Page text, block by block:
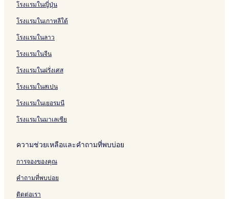
a
s
&
R
e
s
a
r
a
n
t
e
R
e
s
r
R
e
s
o
t
a
o
t
z
B
e
a
h
e
s
o
r
t
H
e
n
R
e
s
r
u
r
i
G
r
e
n
H
o
t
e
R
e
s
o
t
h
a
C
h
C
a
o
l
a
o
B
c
R
e
s
o
u
n
e
s
h
o
l
a
o
B
e
h
e
s
o
r
K
h
u
n
e
o
r
t
d
i
v
e
B
a
c
h
R
e
s
t
u
e
s
R
v
r
R
e
s
o
r
h
n
t
h
a
a
a
n
P
n
o
o
k
โรงแรมในญี่ปุ่น
โรงแรมในเกาหลีใต้
โรงแรมในลาว
โรงแรมในจีน
โรงแรมในฝรั่งเศส
โรงแรมในสเปน
โรงแรมในเยอรมนี
โรงแรมในมาเลเซีย
ความช่วยเหลือและคำถามที่พบบ่อย
การจองของคุณ
คำถามที่พบบ่อย
ติดต่อเรา